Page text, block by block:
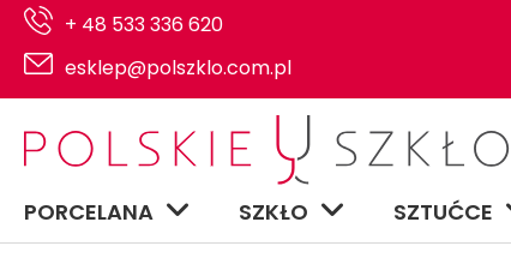
+ 48 533 336 620
esklep@polszklo.com.pl
PORCELANA SZKŁO SZTUĆCE